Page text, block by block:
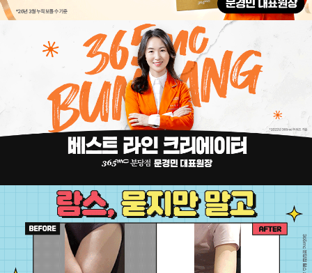
분당점
람스로 진짜 빼세요!
2024 365mc 체중감량률 전국 1위 지점
2022 365mc 람스 부문 베스트 라인 크리에이터 <문경민 대표원장>
2022 365mc 시술 및 람스 숙련도 우수/ 고객칭찬 최다 지점
* 365mc 전국 네트워크 지점 내 순위
주소
경기도 성남시 분당구 서현동 247-5 광림프라자4층